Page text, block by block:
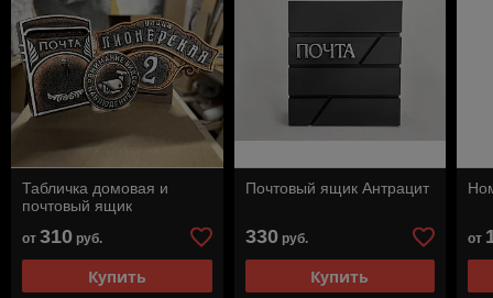
Табличка домовая и
почтовый ящик
от 310 руб.
Купить
Почтовый ящик Антрацит
330руб.
Купить
от